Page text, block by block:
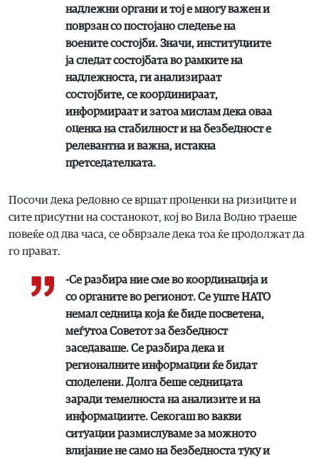
надлежни органи и тој е многу важен и
поврзан со постојано следење на
воените состојби. Значи, институциите
ја следат состојбата во рамките на
надлежноста, ги анализираат
состојбите, се координираат,
информираат и затоа мислам дека оваа
оценка на стабилност и на безбедност е
релевантна и важна, истакна
претседателката.
Посочи дека редовно се вршат проценки на ризиците и
сите присутни на состанокот, кој во Вила Водно траеше
повеќе од два часа, се обврзале дека тоа ќе продолжат да
го прават.
-Се разбира ние сме во координација и
со органите во регионот. Се уште НАТО
немал седница која ќе биде посветена,
меѓутоа Советот за безбедност
заседаваше. Се разбира дека и
регионалните информации ќе бидат
споделени. Долга беше седницата
заради темелноста на анализите и на
информациите. Секогаш во вакви
ситуации размислуваме за можното
влијание не само на безбедноста туку и